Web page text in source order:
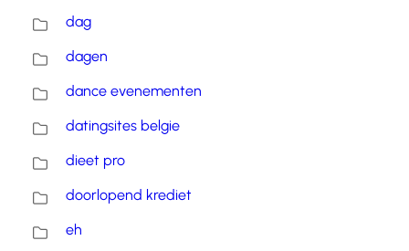
dag
dagen
dance evenementen
datingsites belgie
dieet pro
doorlopend krediet
eh